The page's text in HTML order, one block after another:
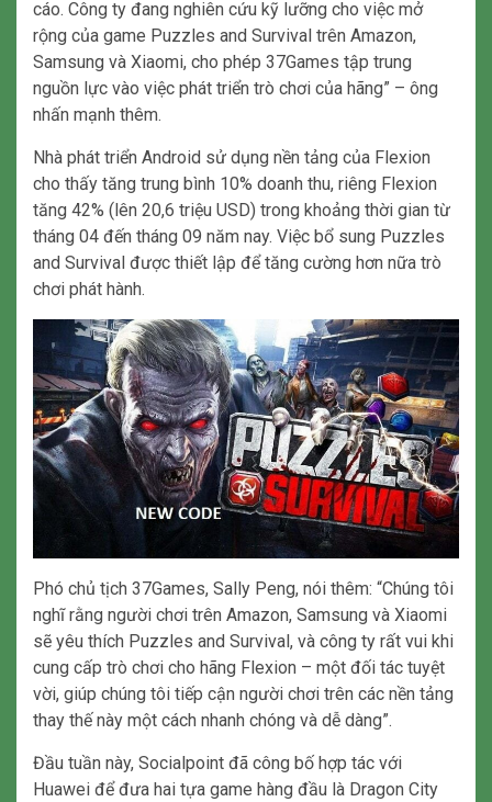
cáo. Công ty đang nghiên cứu kỹ lưỡng cho việc mở
rộng của game Puzzles and Survival trên Amazon,
Samsung và Xiaomi, cho phép 37Games tập trung
nguồn lực vào việc phát triển trò chơi của hãng” – ông
nhấn mạnh thêm.
Nhà phát triển Android sử dụng nền tảng của Flexion
cho thấy tăng trung bình 10% doanh thu, riêng Flexion
tăng 42% (lên 20,6 triệu USD) trong khoảng thời gian từ
tháng 04 đến tháng 09 năm nay. Việc bổ sung Puzzles
and Survival được thiết lập để tăng cường hơn nữa trò
chơi phát hành.
Phó chủ tịch 37Games, Sally Peng, nói thêm: “Chúng tôi
nghĩ rằng người chơi trên Amazon, Samsung và Xiaomi
sẽ yêu thích Puzzles and Survival, và công ty rất vui khi
cung cấp trò chơi cho hãng Flexion – một đối tác tuyệt
vời, giúp chúng tôi tiếp cận người chơi trên các nền tảng
thay thế này một cách nhanh chóng và dễ dàng”.
Đầu tuần này, Socialpoint đã công bố hợp tác với
Huawei để đưa hai tựa game hàng đầu là Dragon City